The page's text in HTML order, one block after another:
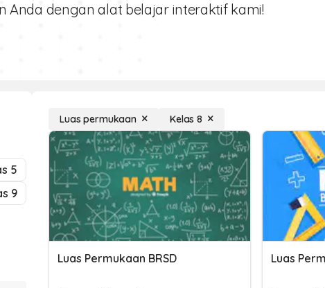
Anda dengan alat belajar interaktif kami!
5
9
Luas permukaan Kelas 8
Luas Permukaan BRSD Luas